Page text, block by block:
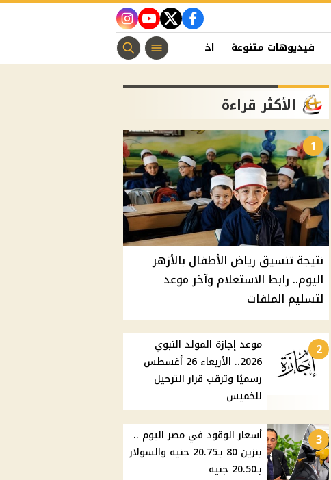
facebook
twitter
youtube
instagram
فيديوهات متنوعة اخبار الفن منوعات مسيحية
الأكثر قراءة
1
نتيجة تنسيق رياض الأطفال بالأزهر
اليوم.. رابط الاستعلام وآخر موعد
لتسليم الملفات
2
موعد إجازة المولد النبوي
2026.. الأربعاء 26 أغسطس
رسميًا وترقب قرار الترحيل
للخميس
3
أسعار الوقود في مصر اليوم ..
بنزين 80 بـ20.75 جنيه والسولار
بـ20.50 جنيه